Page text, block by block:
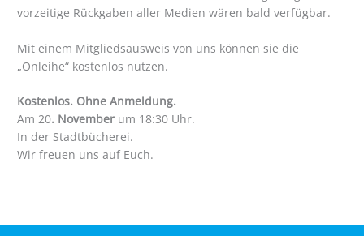
vorzeitige Rückgaben aller Medien wären bald verfügbar.
Mit einem Mitgliedsausweis von uns können sie die
„Onleihe“ kostenlos nutzen.
Kostenlos. Ohne Anmeldung.
Am 20. November um 18:30 Uhr.
In der Stadtbücherei.
Wir freuen uns auf Euch.